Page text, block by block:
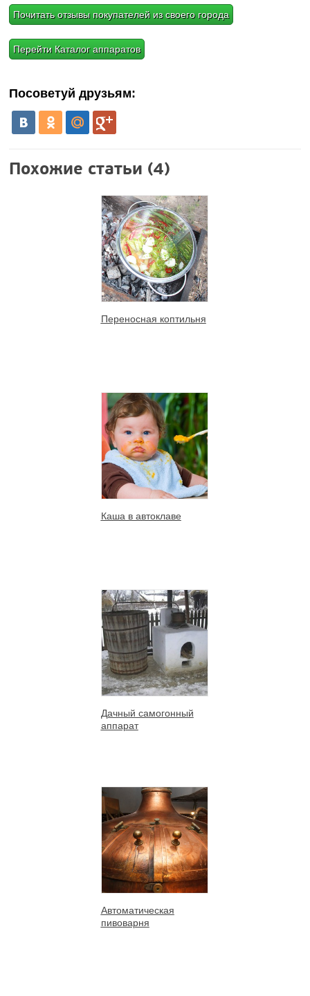
Почитать отзывы покупателей из своего города
Перейти Каталог аппаратов
Посоветуй друзьям:
Похожие статьи (4)
Переносная коптильня
Каша в автоклаве
Дачный самогонный
аппарат
Автоматическая
пивоварня